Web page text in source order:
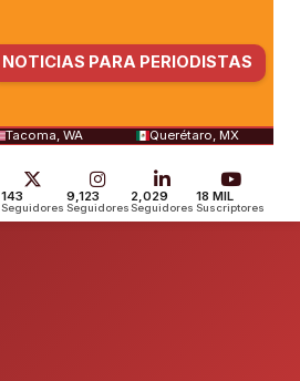
NOTICIAS PARA PERIODISTAS
Tacoma, WA Querétaro, MX
143
Seguidores
9,123
Seguidores
2,029
Seguidores
18 MIL
Suscriptores